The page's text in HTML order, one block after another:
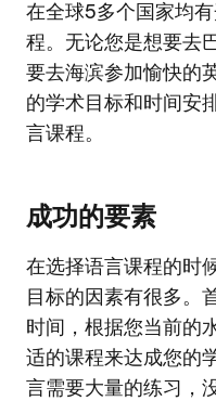
在全球5多个国家均
程。无论您是想要去
要去海滨参加愉快的
的学术目标和时间安
言课程。
成功的要素
在选择语言课程的时
目标的因素有很多。
时间，根据您当前的
适的课程来达成您的
言需要大量的练习，